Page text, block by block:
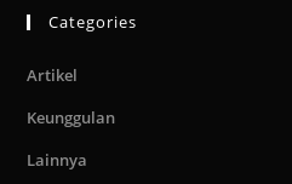
Categories
Artikel
Keunggulan
Lainnya